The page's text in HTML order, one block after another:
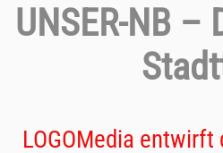
UNSER-NB –
LOGOMedia